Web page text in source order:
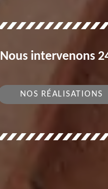
Nous intervenons
NOS RÉALISATIONS